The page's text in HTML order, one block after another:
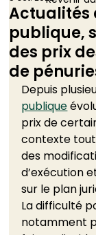
Actualités
publique,
des prix
de
Depuis
publique
prix de
contexte
des
d’exécution
sur le plan
La difficulté
notamment